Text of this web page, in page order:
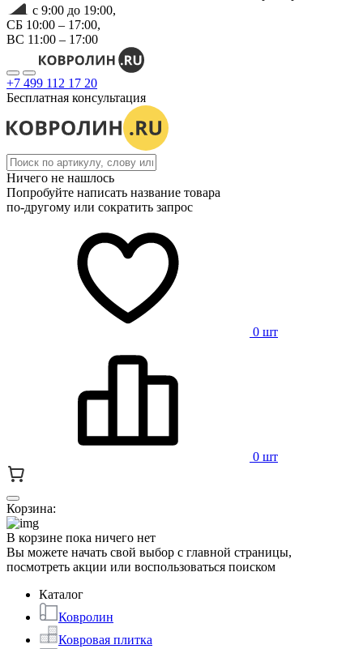
с 9:00 до 19:00,
СБ 10:00 – 17:00,
ВС 11:00 – 17:00
+7 499 112 17 20
Бесплатная консультация
Ничего не нашлось
Попробуйте написать название товара
по-другому или сократить запрос
0 шт
0 шт
Корзина:
В корзине пока ничего нет
Вы можете начать свой выбор с главной страницы,
посмотреть акции или воспользоваться поиском
Каталог
Ковролин
Ковровая плитка